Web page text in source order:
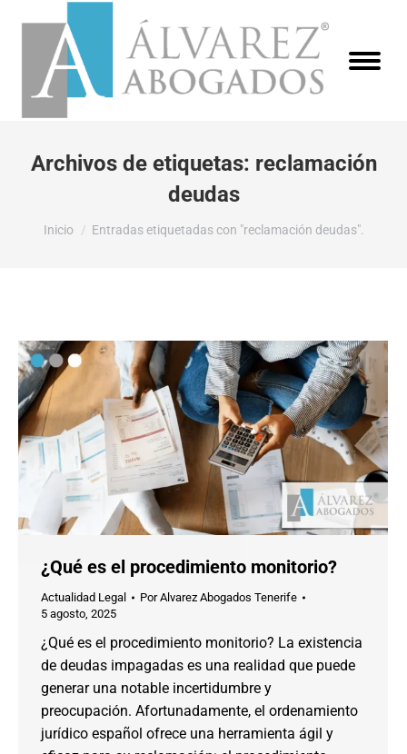
Archivos de etiquetas: reclamación
deudas
Estás aquí:
Inicio Entradas etiquetadas con "reclamación deudas".
¿Qué es el procedimiento monitorio?
Actualidad Legal PorAlvarez Abogados Tenerife
5 agosto, 2025
¿Qué es el procedimiento monitorio? La existencia
de deudas impagadas es una realidad que puede
generar una notable incertidumbre y
preocupación. Afortunadamente, el ordenamiento
jurídico español ofrece una herramienta ágil y